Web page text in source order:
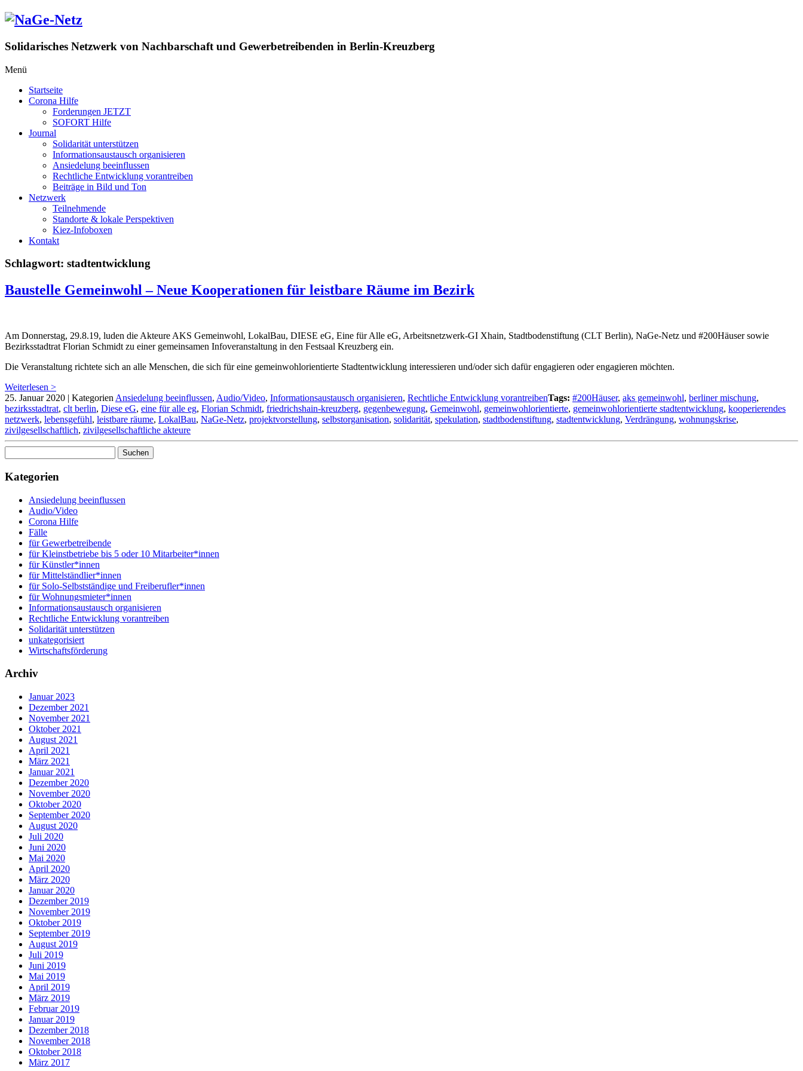
Zum
Inhalt
Solidarisches Netzwerk von Nachbarschaft und Gewerbetreibenden in Berlin-Kreuzberg
Menü
Startseite
Corona Hilfe
Forderungen JETZT
SOFORT Hilfe
Journal
Solidarität unterstützen
Informationsaustausch organisieren
Ansiedelung beeinflussen
Rechtliche Entwicklung vorantreiben
Beiträge in Bild und Ton
Netzwerk
Teilnehmende
Standorte & lokale Perspektiven
Kiez-Infoboxen
Kontakt
Schlagwort: stadtentwicklung
Baustelle Gemeinwohl – Neue Kooperationen für leistbare Räume im Bezirk
Am Donnerstag, 29.8.19, luden die Akteure AKS Gemeinwohl, LokalBau, DIESE eG, Eine für Alle eG, Arbeitsnetzwerk-GI Xhain, Stadtbodenstiftung (CLT Berlin), NaGe-Netz und #200Häuser sowie
Bezirksstadtrat Florian Schmidt zu einer gemeinsamen Infoveranstaltung in den Festsaal Kreuzberg ein.
Die Veranstaltung richtete sich an alle Menschen, die sich für eine gemeinwohlorientierte Stadtentwicklung interessieren und/oder sich dafür engagieren oder engagieren möchten.
Weiterlesen >
25. Januar 2020 | Kategorien Ansiedelung beeinflussen, Audio/Video, Informationsaustausch organisieren, Rechtliche Entwicklung vorantreibenTags: #200Häuser, aks gemeinwohl, berliner mischung,
bezirksstadtrat, clt berlin, Diese eG, eine für alle eg, Florian Schmidt, friedrichshain-kreuzberg, gegenbewegung, Gemeinwohl, gemeinwohlorientierte, gemeinwohlorientierte stadtentwicklung, kooperierendes
netzwerk, lebensgefühl, leistbare räume, LokalBau, NaGe-Netz, projektvorstellung, selbstorganisation, solidarität, spekulation, stadtbodenstiftung, stadtentwicklung, Verdrängung, wohnungskrise,
zivilgesellschaftlich, zivilgesellschaftliche akteure
nach:
Kategorien
Ansiedelung beeinflussen
Audio/Video
Corona Hilfe
Fälle
für Gewerbetreibende
für Kleinstbetriebe bis 5 oder 10 Mitarbeiter*innen
für Künstler*innen
für Mittelständlier*innen
für Solo-Selbstständige und Freiberufler*innen
für Wohnungsmieter*innen
Informationsaustausch organisieren
Rechtliche Entwicklung vorantreiben
Solidarität unterstützen
unkategorisiert
Wirtschaftsförderung
Archiv
Januar 2023
Dezember 2021
November 2021
Oktober 2021
August 2021
April 2021
März 2021
Januar 2021
Dezember 2020
November 2020
Oktober 2020
September 2020
August 2020
Juli 2020
Juni 2020
Mai 2020
April 2020
März 2020
Januar 2020
Dezember 2019
November 2019
Oktober 2019
September 2019
August 2019
Juli 2019
Juni 2019
Mai 2019
April 2019
März 2019
Februar 2019
Januar 2019
Dezember 2018
November 2018
Oktober 2018
März 2017